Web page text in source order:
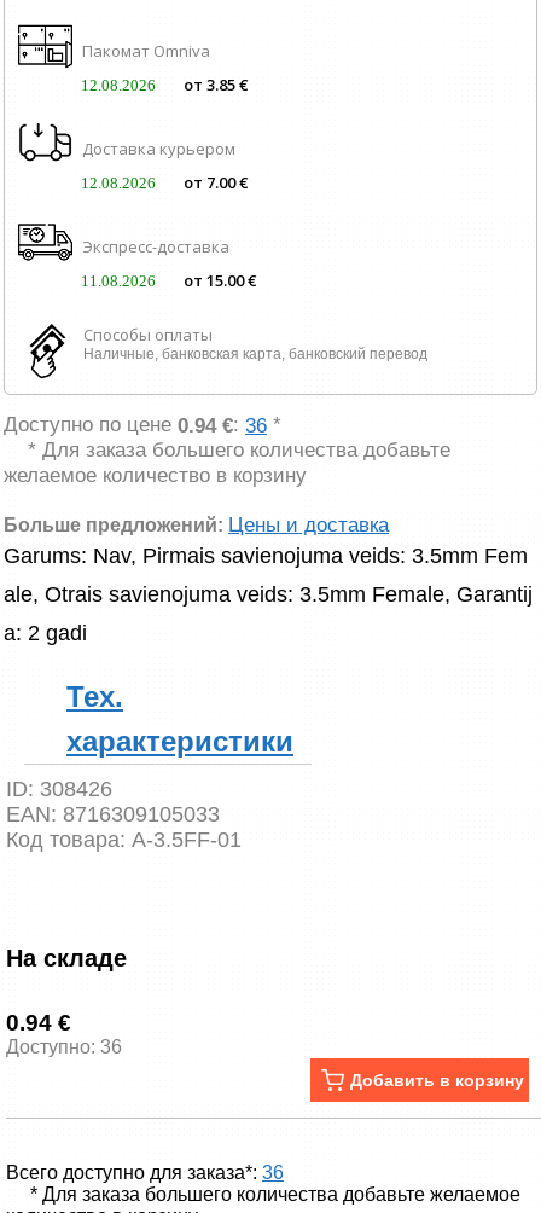
Пакомат Omniva
12.08.2026 от 3.85 €
Доставка курьером
12.08.2026 от 7.00 €
Экспресс-доставка
11.08.2026 от 15.00 €
Способы оплаты
Наличные, банковская карта, банковский перевод
Доступно по цене 0.94 €: 36 *
* Для заказа большего количества добавьте
желаемое количество в корзину
Больше предложений: Цены и доставка
Garums: Nav, Pirmais savienojuma veids: 3.5mm Fem
ale, Otrais savienojuma veids: 3.5mm Female, Garantij
a: 2 gadi
Тех.
характеристики
ID: 308426
EAN: 8716309105033
Код товара: A-3.5FF-01
На складе
0.94 €
Доступно: 36
Добавить в корзину
Всего доступно для заказа*: 36
* Для заказа большего количества добавьте желаемое